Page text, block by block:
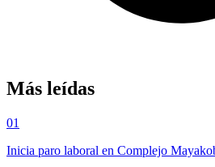
Más leídas
01
Inicia paro laboral en Complejo